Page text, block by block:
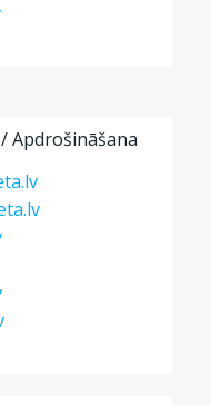
Apdrošināšana